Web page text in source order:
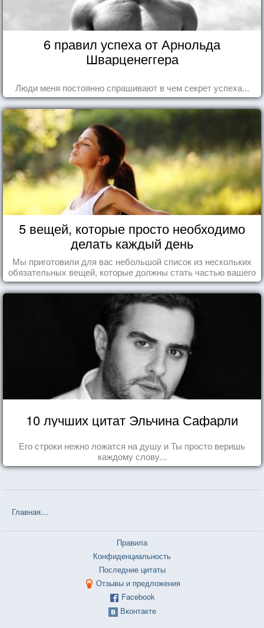
6 правил успеха от Арнольда
Шварценеггера
Люди меня постоянно спрашивают в чем секрет успеха...
5 вещей, которые просто необходимо
делать каждый день
Мы приготовили для вас небольшой список из нескольких
обязательных вещей, которые должны стать частью вашего
дня.
10 лучших цитат Эльчина Сафарли
Его строки нежно ложатся на душу и Ты просто веришь
каждому слову...
Главная
Правила
Конфиденциальность
Последние цитаты
Отзывы и предложения
Facebook
Вконтакте